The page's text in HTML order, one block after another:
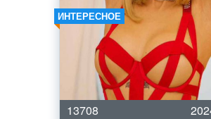
ИНТЕРЕСНОЕ
13708